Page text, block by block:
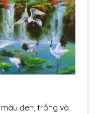
đen, trắng và